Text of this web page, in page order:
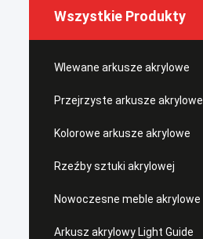
Wszystkie Produkty
Wlewane arkusze akrylowe
Przejrzyste arkusze akrylowe
Kolorowe arkusze akrylowe
Rzeźby sztuki akrylowej
Nowoczesne meble akrylowe
Arkusz akrylowy Light Guide